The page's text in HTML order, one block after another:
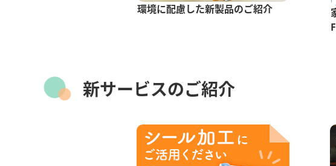
環境に配慮した新製品のご紹介
新サービスのご紹介